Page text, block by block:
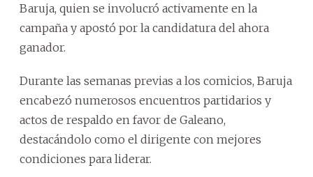
Baruja, quien se involucró activamente en la
campaña y apostó por la candidatura del ahora
ganador.
Durante las semanas previas a los comicios, Baruja
encabezó numerosos encuentros partidarios y
actos de respaldo en favor de Galeano,
destacándolo como el dirigente con mejores
condiciones para liderar.